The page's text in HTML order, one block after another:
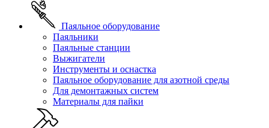
Паяльное оборудование
Паяльники
Паяльные станции
Выжигатели
Инструменты и оснастка
Паяльное оборудование для азотной среды
Для демонтажных систем
Материалы для пайки